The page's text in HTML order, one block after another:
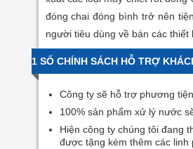
đóng chai đóng bình trở nên
người tiêu dùng về bán các thiết
1 SỐ CHÍNH SÁCH HỖ TRỢ
Công ty sẽ hỗ trợ phương
100% sản phẩm xử lý nước
Hiện công ty chúng tôi đang
được tặng kèm thêm các